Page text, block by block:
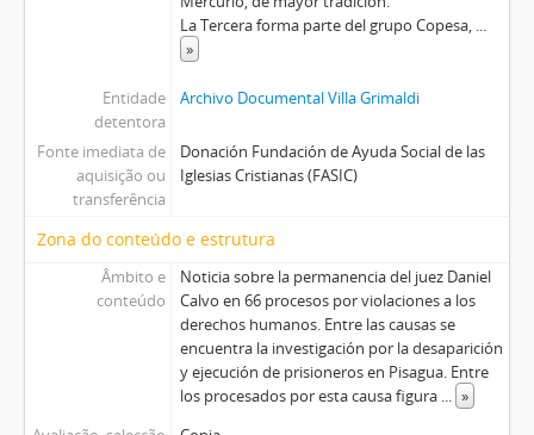
La Tercera forma parte del grupo Copesa, ...
»
Entidade
detentora
Archivo Documental Villa Grimaldi
Fonte imediata de
aquisição ou
transferência
Donación Fundación de Ayuda Social de las
Iglesias Cristianas (FASIC)
Zona do conteúdo e estrutura
Âmbito e
conteúdo
Noticia sobre la permanencia del juez Daniel
Calvo en 66 procesos por violaciones a los
derechos humanos. Entre las causas se
encuentra la investigación por la desaparición
y ejecución de prisioneros en Pisagua. Entre
los procesados por esta causa figura ... »